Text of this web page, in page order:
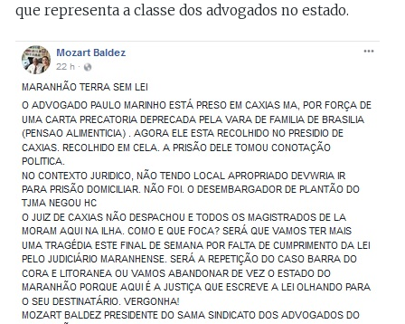
que representa a classe dos advogados no estado.